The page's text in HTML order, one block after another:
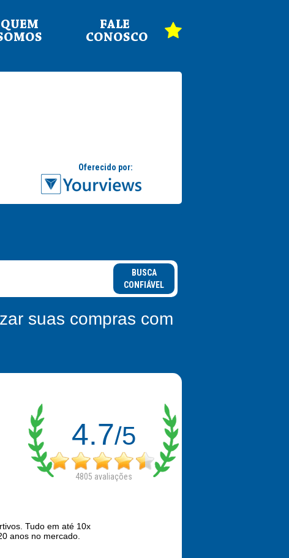
QUEM
FALE
CONOSCO
BUSCA
CONFIÁVEL
suas compras com
4.7/5
4805 avaliações
Tudo em até 10x
anos no mercado.